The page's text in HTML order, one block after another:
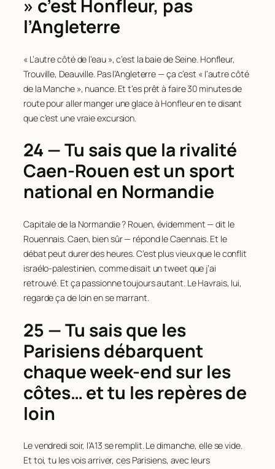
» c’est Honfleur, pas
l’Angleterre
« L’autre côté de l’eau », c’est la baie de Seine. Honfleur,
Trouville, Deauville. Pas l’Angleterre — ça c’est « l’autre côté
de la Manche », nuance. Et t’es prêt à faire 30 minutes de
route pour aller manger une glace à Honfleur en te disant
que c’est une vraie excursion.
24 — Tu sais que la rivalité
Caen-Rouen est un sport
national en Normandie
Capitale de la Normandie ? Rouen, évidemment — dit le
Rouennais. Caen, bien sûr — répond le Caennais. Et le
débat peut durer des heures. C’est plus vieux que le conflit
israélo-palestinien, comme disait un tweet que j’ai
retrouvé. Et ça passionne toujours autant. Le Havrais, lui,
regarde ça de loin en se marrant.
25 — Tu sais que les
Parisiens débarquent
chaque week-end sur les
côtes… et tu les repères de
loin
Le vendredi soir, l’A13 se remplit. Le dimanche, elle se vide.
Et toi, tu les vois arriver, ces Parisiens, avec leurs